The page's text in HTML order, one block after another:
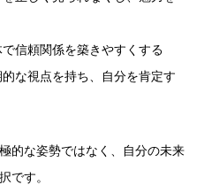
信頼関係を築きやすくする
な視点を持ち、自分を肯定す
的な姿勢ではなく、自分の未来
です。